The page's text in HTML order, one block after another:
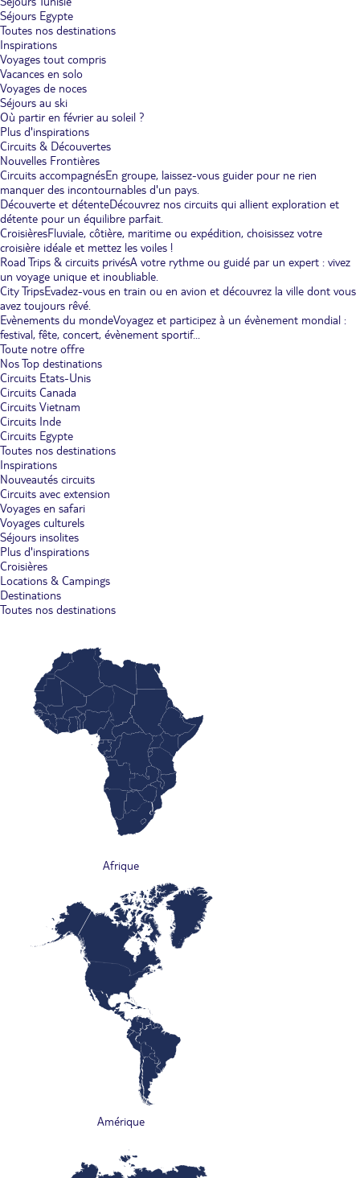
Séjours Egypte
Toutes nos destinations
Inspirations
Voyages tout compris
Vacances en solo
Voyages de noces
Séjours au ski
Où partir en février au soleil ?
Plus d'inspirations
Circuits & Découvertes
Nouvelles Frontières
Circuits accompagnésEn groupe, laissez-vous guider pour ne rien
manquer des incontournables d'un pays.
Découverte et détenteDécouvrez nos circuits qui allient exploration et
détente pour un équilibre parfait.
CroisièresFluviale, côtière, maritime ou expédition, choisissez votre
croisière idéale et mettez les voiles !
Road Trips & circuits privésA votre rythme ou guidé par un expert : vivez
un voyage unique et inoubliable.
City TripsEvadez-vous en train ou en avion et découvrez la ville dont vous
avez toujours rêvé.
Evènements du mondeVoyagez et participez à un évènement mondial :
festival, fête, concert, évènement sportif...
Toute notre offre
Nos Top destinations
Circuits Etats-Unis
Circuits Canada
Circuits Vietnam
Circuits Inde
Circuits Egypte
Toutes nos destinations
Inspirations
Nouveautés circuits
Circuits avec extension
Voyages en safari
Voyages culturels
Séjours insolites
Plus d'inspirations
Croisières
Locations & Campings
Destinations
Toutes nos destinations
Afrique
Amérique